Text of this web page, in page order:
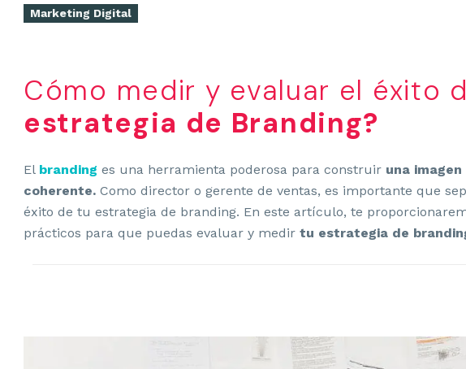
Marketing Digital
Cómo medir y evaluar el éxito
estrategia de Branding?
El branding es una herramienta poderosa para construir una
coherente. Como director o gerente de ventas, es importante que
éxito de tu estrategia de branding. En este artículo, te
prácticos para que puedas evaluar y medir tu estrategia de